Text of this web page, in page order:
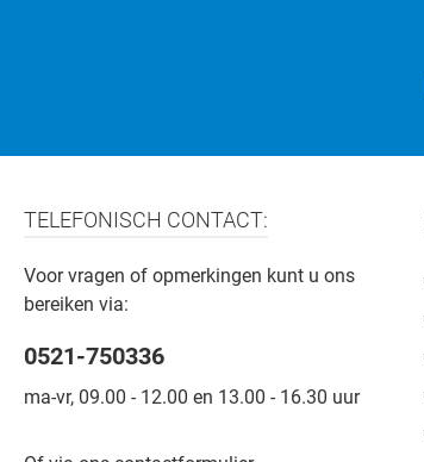
TELEFONISCH CONTACT:
Voor vragen of opmerkingen kunt u ons
bereiken via:
0521-750336
ma-vr, 09.00 - 12.00 en 13.00 - 16.30 uur